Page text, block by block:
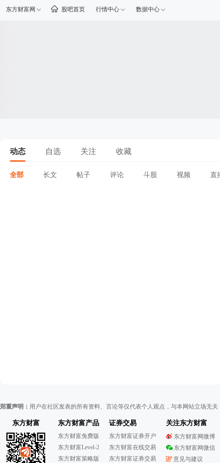
东方财富网 股吧首页 行情中心 数据中心
动态 自选 关注 收藏
全部 长文 帖子 评论 斗股 视频 直
郑重声明： 用户在社区发表的所有资料、言论等仅代表个人观点，与本网站立场无
东方财富 东方财富产品
东方财富免费版
东方财富Level-2
东方财富策略版
证券交易
东方财富证券开户
东方财富在线交易
东方财富证券交易
关注东方财富
东方财富网微博
东方财富网微信
意见与建议